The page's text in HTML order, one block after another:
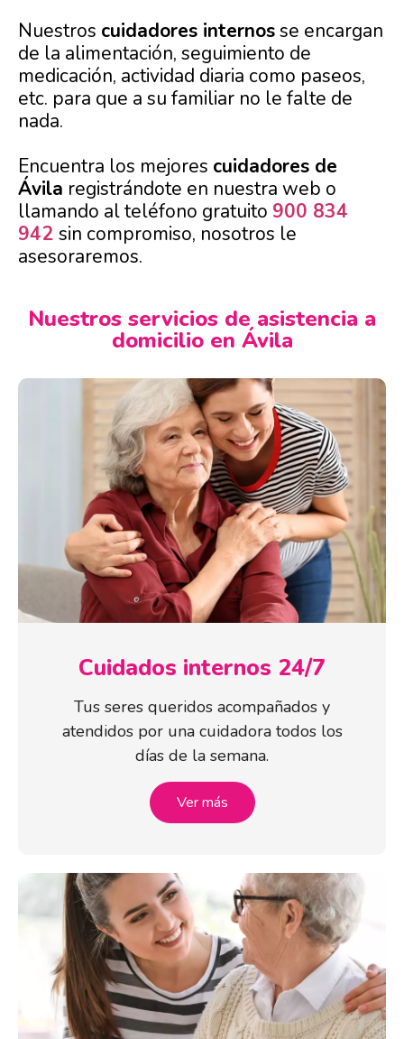
Nuestros cuidadores internosse encargan
de la alimentación, seguimiento de
medicación, actividad diaria como paseos,
etc. para que a su familiar no le falte de
nada.
Encuentra los mejores cuidadores de
Ávila registrándote en nuestra web o
llamando al teléfono gratuito 900 834
942 sin compromiso, nosotros le
asesoraremos.
Nuestros servicios de asistencia a
domicilio en Ávila
Cuidados internos 24/7
Tus seres queridos acompañados y
atendidos por una cuidadora todos los
días de la semana.
Ver más